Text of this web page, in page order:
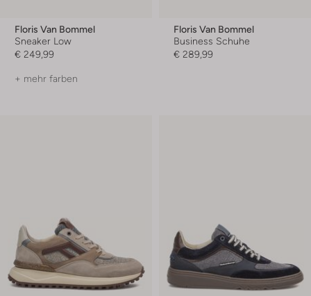
Floris Van Bommel
Sneaker Low
€ 249,99
+ mehr farben
Floris Van Bommel
Business Schuhe
€ 289,99